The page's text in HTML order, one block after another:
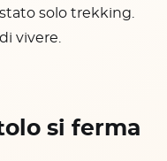
solo trekking.
vivere.
si ferma